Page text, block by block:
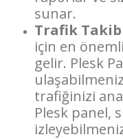
sunar.
Trafik
için en
gelir. Plesk
trafiğinizi
Plesk panel,